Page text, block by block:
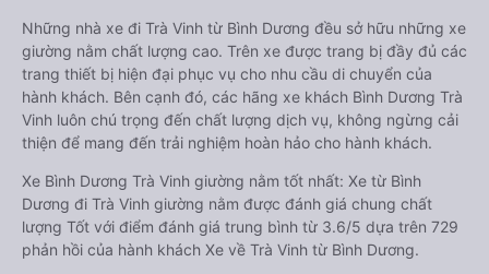
Những nhà xe đi Trà Vinh từ Bình Dương đều sở hữu những xe
giường nằm chất lượng cao. Trên xe được trang bị đầy đủ các
trang thiết bị hiện đại phục vụ cho nhu cầu di chuyển của
hành khách. Bên cạnh đó, các hãng xe khách Bình Dương Trà
Vinh luôn chú trọng đến chất lượng dịch vụ, không ngừng cải
thiện để mang đến trải nghiệm hoàn hảo cho hành khách.
Xe Bình Dương Trà Vinh giường nằm tốt nhất: Xe từ Bình
Dương đi Trà Vinh giường nằm được đánh giá chung chất
lượng Tốt với điểm đánh giá trung bình từ 3.6/5 dựa trên 729
phản hồi của hành khách Xe về Trà Vinh từ Bình Dương.